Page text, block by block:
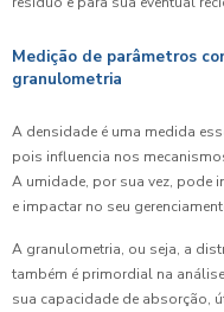
Medição de parâmetros
granulometria
A densidade é uma medida
pois influencia nos
A umidade, por sua vez, pode
e impactar no seu
A granulometria, ou seja, a
também é primordial na
sua capacidade de absorção,